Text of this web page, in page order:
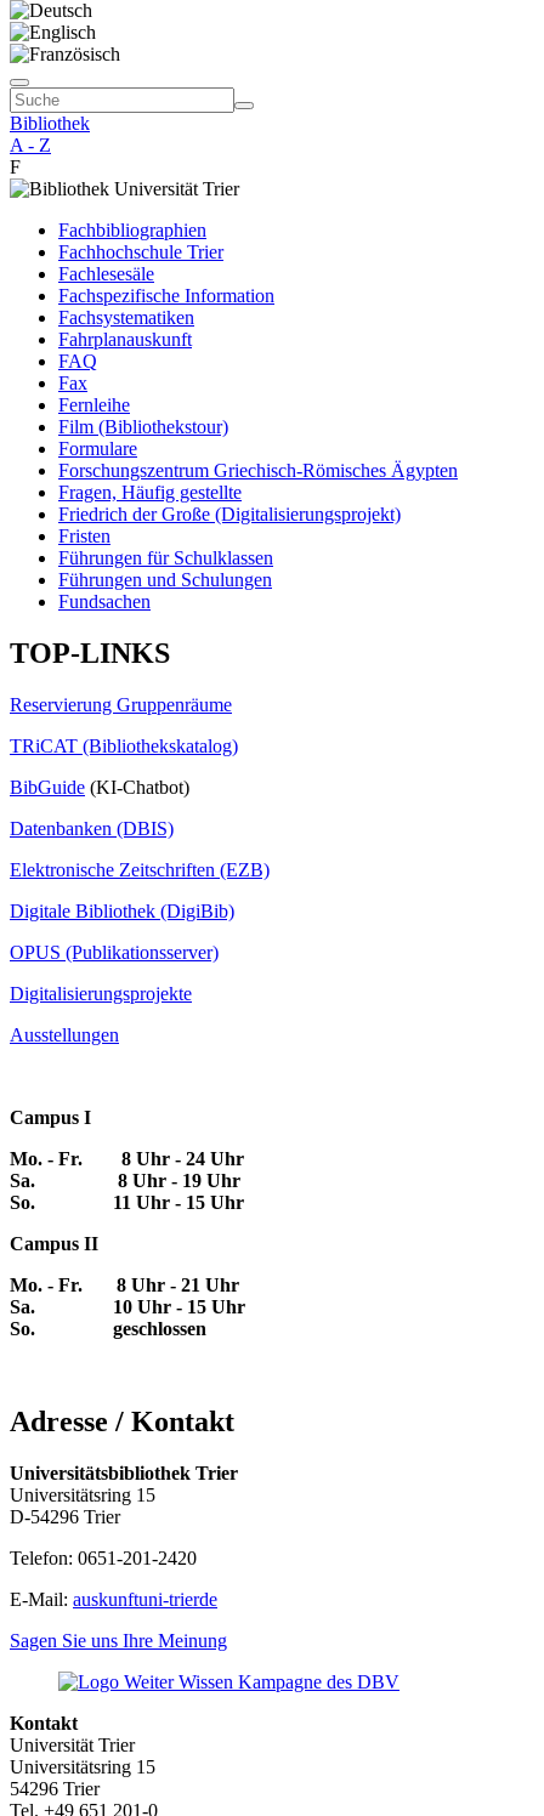
Bibliothek
A - Z
F
Fachbibliographien
Fachhochschule Trier
Fachlesesäle
Fachspezifische Information
Fachsystematiken
Fahrplanauskunft
FAQ
Fax
Fernleihe
Film (Bibliothekstour)
Formulare
Forschungszentrum Griechisch-Römisches Ägypten
Fragen, Häufig gestellte
Friedrich der Große (Digitalisierungsprojekt)
Fristen
Führungen für Schulklassen
Führungen und Schulungen
Fundsachen
TOP-LINKS
Reservierung Gruppenräume
TRiCAT (Bibliothekskatalog)
BibGuide (KI-Chatbot)
Datenbanken (DBIS)
Elektronische Zeitschriften (EZB)
Digitale Bibliothek (DigiBib)
OPUS (Publikationsserver)
Digitalisierungsprojekte
Ausstellungen
Campus I
Mo. - Fr. 8 Uhr - 24 Uhr
Sa. 8 Uhr - 19 Uhr
So. 11 Uhr - 15 Uhr
Campus II
Mo. - Fr. 8 Uhr - 21 Uhr
Sa. 10 Uhr - 15 Uhr
So. geschlossen
Adresse / Kontakt
Universitätsbibliothek Trier
Universitätsring 15
D-54296 Trier
Telefon: 0651-201-2420
E-Mail: auskunftuni-trierde
Sagen Sie uns Ihre Meinung
Kontakt
Universität Trier
Universitätsring 15
54296 Trier
Tel. +49 651 201-0